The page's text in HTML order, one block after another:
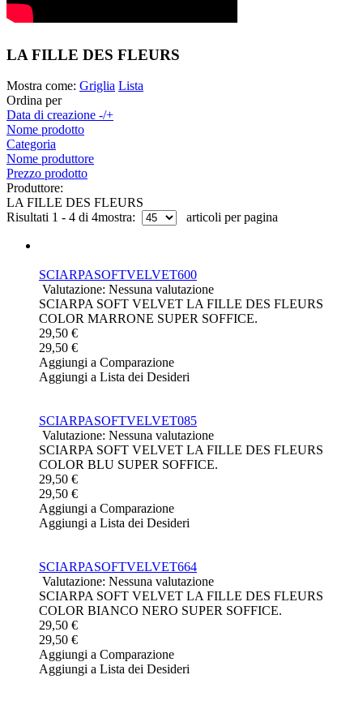
LA FILLE DES FLEURS
Mostra come: Griglia Lista
Ordina per
Data di creazione -/+
Nome prodotto
Categoria
Nome produttore
Prezzo prodotto
Produttore:
LA FILLE DES FLEURS
Risultati 1 - 4 di 4mostra: articoli per pagina
SCIARPASOFTVELVET600
Valutazione: Nessuna valutazione
SCIARPA SOFT VELVET LA FILLE DES FLEURS
COLOR MARRONE SUPER SOFFICE.
29,50 €
29,50 €
Aggiungi a Comparazione
Aggiungi a Lista dei Desideri
SCIARPASOFTVELVET085
Valutazione: Nessuna valutazione
SCIARPA SOFT VELVET LA FILLE DES FLEURS
COLOR BLU SUPER SOFFICE.
29,50 €
29,50 €
Aggiungi a Comparazione
Aggiungi a Lista dei Desideri
SCIARPASOFTVELVET664
Valutazione: Nessuna valutazione
SCIARPA SOFT VELVET LA FILLE DES FLEURS
COLOR BIANCO NERO SUPER SOFFICE.
29,50 €
29,50 €
Aggiungi a Comparazione
Aggiungi a Lista dei Desideri